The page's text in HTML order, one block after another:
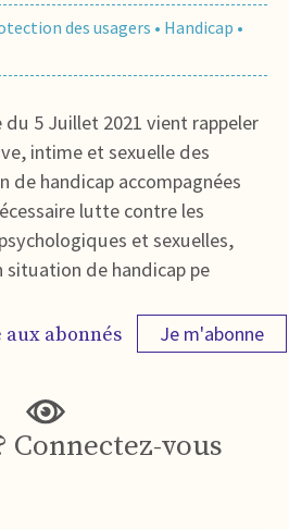
des usagers • Handicap •
du 5 Juillet 2021 vient rappeler
intime et sexuelle des
de handicap accompagnées
lutte contre les
et sexuelles,
situation de handicap pe
abonnés Je m'abonne
Connectez-vous